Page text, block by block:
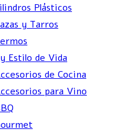
Plásticos
y Tarros
Estilo de Vida
de Cocina
para Vino